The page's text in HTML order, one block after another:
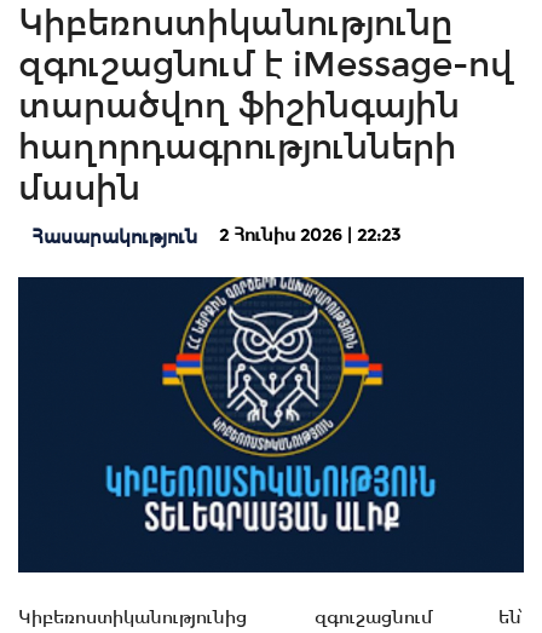
Կիբեռոստիկանությունը
զգուշացնում է iMessage-ով
տարածվող ֆիշինգային
հաղորդագրությունների
մասին
Հասարակություն 2 Հունիս 2026 | 22:23
Կիբեռոստիկանությունից զգուշացնում են՝